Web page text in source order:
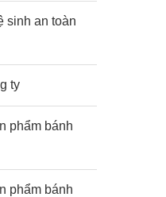
sinh an toàn
ty
phẩm bánh
phẩm bánh